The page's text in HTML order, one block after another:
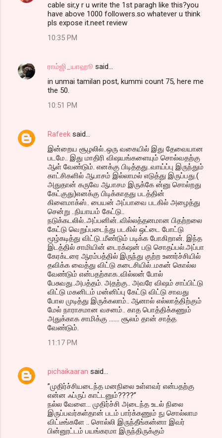
cable sir,y r u write the 1st paragh like this?you
have above 1000 followers.so whatever u think
pls expose it.neet review
10:35 PM
ராம்ஜி_யாஹூ said…
in unmai tamilan post, kummi count 75, here me
the 50.
10:51 PM
Rafeek said…
இன்றைய சூழலில்..ஒரு வகையில் இது தேவையான
படமே.. இது மாதிரி விஷயங்களையும் சொல்வதற்கு
ஆள் வேண்டும். எனக்கு பிடித்தது..வாய்ப்பு இருந்தும்
காட்சிகளில் ஆபாசம் இல்லாமல் எடுத்து இருப்பது.(
அதுதான் கருவே ஆபாசம இருக்கே ன்னு சொல்றது
கேட்குது)எனக்கு பிடிக்காதது படத்தின்
கிளைமாக்ஸ்.. பையன் அப்பாவை படகில் அழைத்து
சென்று ..நியாயம் கேட்டு..
நடுக்கடலில்..அப்பனின்..வில்லத்தனமான பிதற்றலை
கேட்டு வெறுப்படைந்து படகில் ஒட்டை போட்டு
மூழ்கடித்து விட்டு..மீண்டும் படிக்க போகிறான். இந்த
இடத்தில் சாமியின் டைரக்‌ஷன் படு சொதப்பல்.அப்பா
கேரக்டரை ஆரம்பத்தில் இருந்து குற்ற உணர்ச்சியில்
தவிக்க வைத்து விட்டு கடைசியில்..மகன் கொல்ல
வேண்டும் என்பதற்காக..வில்லன் போல்
பேசுவது..அபத்தம். அதற்கு.. அவரே விஷம் சாப்பிட்டு
விட்டு மகனிடம் மன்னிப்பு கேட்டு விட்டு சாவது
போல முடித்து இருக்கலாம்.. ஆனால் எல்லாத்திற்கும்
மேல் நாராசமான வசனம்.. காத பொத்திக்கணும்
அதுக்காக சாமிக்கு ....... சூலம் தான் சாத்த
வேண்டும்.
11:17 PM
pichaikaaran said…
”முதிர்ச்சியடைந்த மனநிலை உள்ளவர் என்ப‌த‌ற்கு
என்ன‌ ஃப்ருப் காட்ட‌னும்????”
நல்ல வேளை... முதிர்ச்சி அடைந்த உடல் நிலை
இருப்பவர்கள்தான் படம் பார்க்கணும் நு சொல்லாம
விட்டீங்களே .. சொல்லி இருந்தீங்கன்னா இவர்
பின்னூட்டம் பயங்கரமா இருந்திருக்கும்